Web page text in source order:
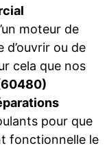
moteur de
ou de
cela que nos
pour que
fonctionnelle le